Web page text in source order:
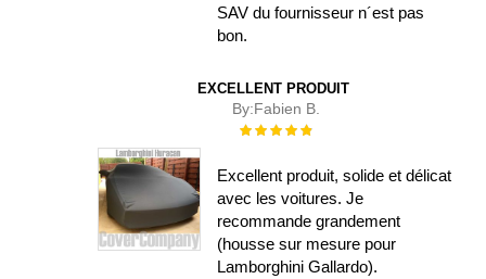
SAV du fournisseur n´est pas
bon.
EXCELLENT PRODUIT
By:Fabien B.
Évaluation :
Excellent produit, solide et délicat
avec les voitures. Je
recommande grandement
(housse sur mesure pour
Lamborghini Gallardo).